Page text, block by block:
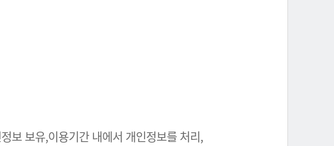
보 보유,이용기간 내에서 개인정보를 처리,